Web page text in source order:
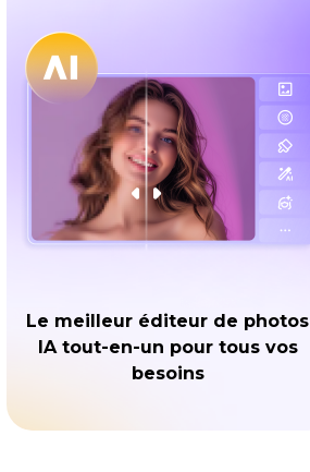
Le meilleur éditeur de photos
IA tout-en-un pour tous vos
besoins